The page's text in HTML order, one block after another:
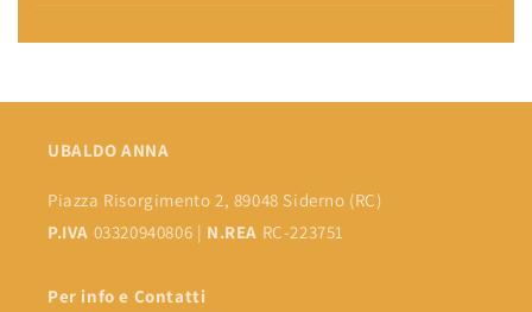
UBALDO ANNA
Piazza Risorgimento 2, 89048 Siderno (RC)
P.IVA 03320940806 | N.REA RC-223751
Per info e Contatti